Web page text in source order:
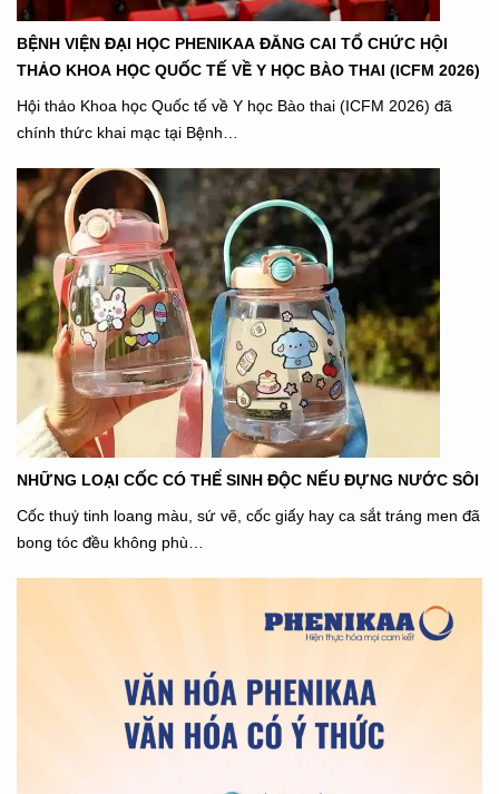
BỆNH VIỆN ĐẠI HỌC PHENIKAA ĐĂNG CAI TỔ CHỨC HỘI
THẢO KHOA HỌC QUỐC TẾ VỀ Y HỌC BÀO THAI (ICFM 2026)
Hội thảo Khoa học Quốc tế về Y học Bào thai (ICFM 2026) đã
chính thức khai mạc tại Bệnh…
NHỮNG LOẠI CỐC CÓ THỂ SINH ĐỘC NẾU ĐỰNG NƯỚC SÔI
Cốc thuỷ tinh loang màu, sứ vẽ, cốc giấy hay ca sắt tráng men đã
bong tóc đều không phù…